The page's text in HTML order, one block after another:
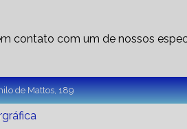
contato com um de nossos
de Mattos, 189